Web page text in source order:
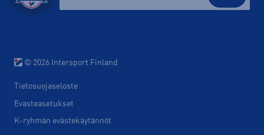
© 2026 Intersport Finland
Tietosuojaseloste
Evästeasetukset
K-ryhmän evästekäytännöt